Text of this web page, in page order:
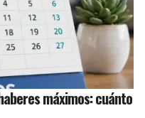
máximos: cuánto